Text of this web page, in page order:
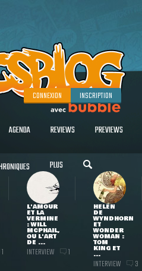
CONNEXION INSCRIPTION
AGENDA REVIEWS PREVIEWS
PLUS
1
L'AMOUR
ET LA
VERMINE
: WILL
MCPHAIL,
OU L'ART
DE ...
INTERVIEW 1
HELEN
DE
WYNDHORN
ET
WONDER
WOMAN :
TOM
KING ET
...
INTERVIEW 3